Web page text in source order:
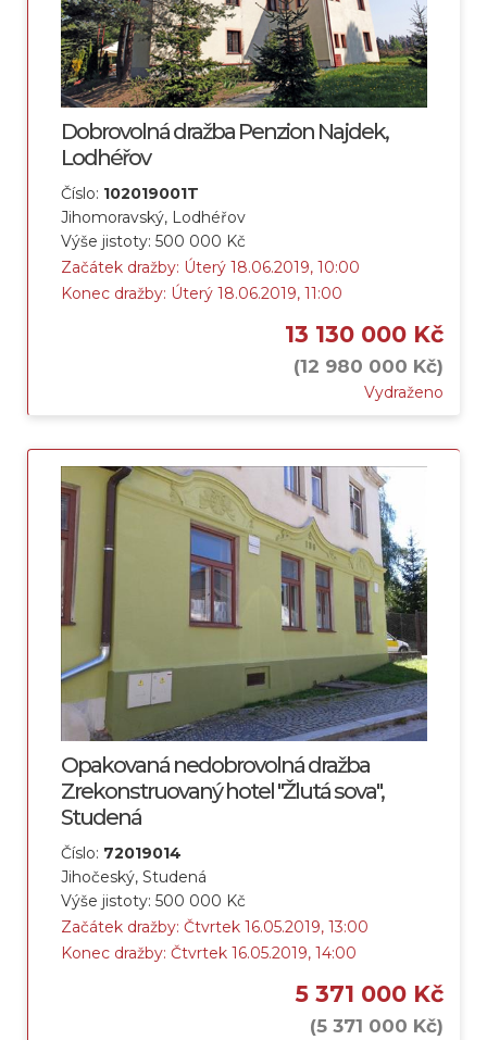
Dobrovolná dražba Penzion Najdek,
Lodhéřov
Číslo: 102019001T
Jihomoravský, Lodhéřov
Výše jistoty: 500 000 Kč
Začátek dražby: Úterý 18.06.2019, 10:00
Konec dražby: Úterý 18.06.2019, 11:00
13 130 000 Kč
(12 980 000 Kč)
Vydraženo
Opakovaná nedobrovolná dražba
Zrekonstruovaný hotel "Žlutá sova",
Studená
Číslo: 72019014
Jihočeský, Studená
Výše jistoty: 500 000 Kč
Začátek dražby: Čtvrtek 16.05.2019, 13:00
Konec dražby: Čtvrtek 16.05.2019, 14:00
5 371 000 Kč
(5 371 000 Kč)